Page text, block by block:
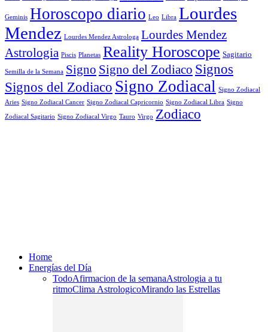
Geminis Horoscopo diario Leo Libra Lourdes
Mendez Lourdes Mendez Astrologa Lourdes Mendez
Astrologia Piscis Planetas Reality Horoscope Sagitario
Semilla de la Semana Signo Signo del Zodiaco Signos
Signos del Zodiaco Signo Zodiacal Signo Zodiacal
Aries Signo Zodiacal Cancer Signo Zodiacal Capricornio Signo Zodiacal Libra Signo
Zodiacal Sagitario Signo Zodiacal Virgo Tauro Virgo Zodiaco
Home
Energías del Día
TodoAfirmacion de la semanaAstrologia a tu
ritmoClima AstrologicoMirando las Estrellas